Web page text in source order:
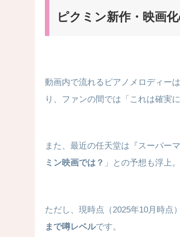
ピクミン新作・映画
動画内で流れるピアノメロディー
り、ファンの間では「これは確実
また、最近の任天堂は『スーパー
ミン映画では？ 」との予想も浮上。
ただし、現時点（2025年10月時点
まで噂レベルです。